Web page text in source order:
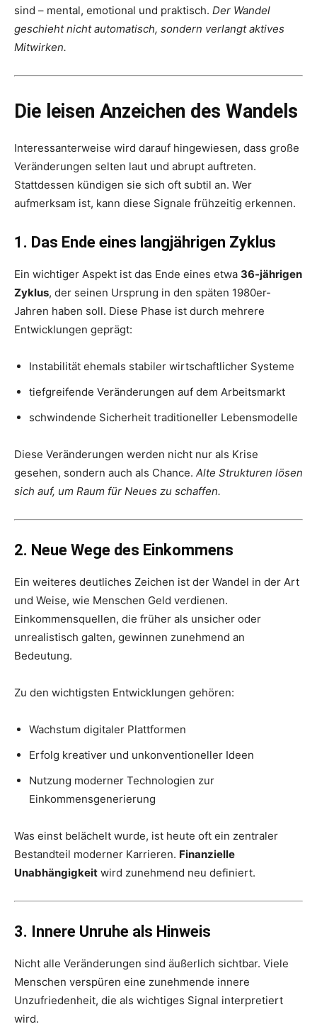
sind – mental, emotional und praktisch. Der Wandel
geschieht nicht automatisch, sondern verlangt aktives
Mitwirken.
Die leisen Anzeichen des Wandels
Interessanterweise wird darauf hingewiesen, dass große
Veränderungen selten laut und abrupt auftreten.
Stattdessen kündigen sie sich oft subtil an. Wer
aufmerksam ist, kann diese Signale frühzeitig erkennen.
1. Das Ende eines langjährigen Zyklus
Ein wichtiger Aspekt ist das Ende eines etwa 36-jährigen
Zyklus, der seinen Ursprung in den späten 1980er-
Jahren haben soll. Diese Phase ist durch mehrere
Entwicklungen geprägt:
Instabilität ehemals stabiler wirtschaftlicher Systeme
tiefgreifende Veränderungen auf dem Arbeitsmarkt
schwindende Sicherheit traditioneller Lebensmodelle
Diese Veränderungen werden nicht nur als Krise
gesehen, sondern auch als Chance. Alte Strukturen lösen
sich auf, um Raum für Neues zu schaffen.
2. Neue Wege des Einkommens
Ein weiteres deutliches Zeichen ist der Wandel in der Art
und Weise, wie Menschen Geld verdienen.
Einkommensquellen, die früher als unsicher oder
unrealistisch galten, gewinnen zunehmend an
Bedeutung.
Zu den wichtigsten Entwicklungen gehören:
Wachstum digitaler Plattformen
Erfolg kreativer und unkonventioneller Ideen
Nutzung moderner Technologien zur
Einkommensgenerierung
Was einst belächelt wurde, ist heute oft ein zentraler
Bestandteil moderner Karrieren. Finanzielle
Unabhängigkeit wird zunehmend neu definiert.
3. Innere Unruhe als Hinweis
Nicht alle Veränderungen sind äußerlich sichtbar. Viele
Menschen verspüren eine zunehmende innere
Unzufriedenheit, die als wichtiges Signal interpretiert
wird.